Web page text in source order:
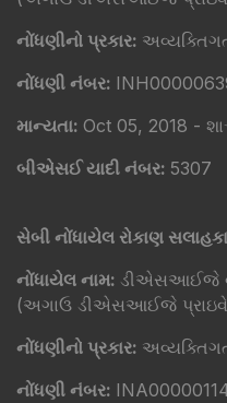
નોંધણીનો પ્રકાર:
નોંધણી નંબર:
માન્યતા: Oct 05, 2018 -
બીએસઈ યાદી નંબર: 5307
સેબી નોંધાયેલ રોકાણ
નોંધાયેલ નામ: ડીએસઆઈજે
(અગાઉ ડીએસઆઈજે
નોંધણીનો પ્રકાર:
નોંધણી નંબર: